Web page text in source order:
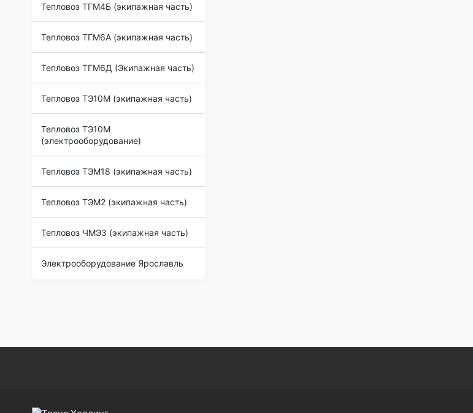
Тепловоз ТГМ4Б (экипажная часть)
Тепловоз ТГМ6А (экипажная часть)
Тепловоз ТГМ6Д (Экипажная часть)
Тепловоз ТЭ10М (экипажная часть)
Тепловоз ТЭ10М
(электрооборудование)
Тепловоз ТЭМ18 (экипажная часть)
Тепловоз ТЭМ2 (экипажная часть)
Тепловоз ЧМЭ3 (экипажная часть)
Электрооборудование Ярославль